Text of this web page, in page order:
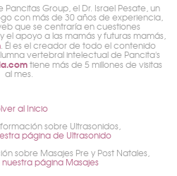
Group, el Dr. Israel Pesate, un
con más de 30 años de experiencia,
que se centraría en cuestiones
apoyo a las mamás y futuras mamás,
. Él es el creador de todo el contenido
vertebral intelectual de Pancita's
tiene más de 5 millones de visitas
al mes.
al Inicio
sobre Ultrasonidos,
página de Ultrasonido
sobre Masajes Pre y Post Natales,
página Masajes